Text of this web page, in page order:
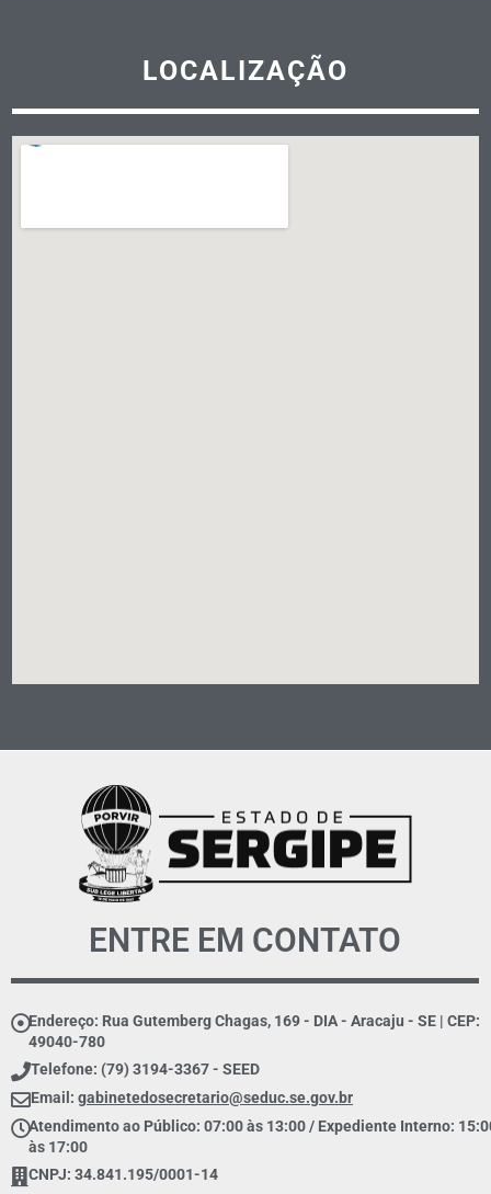
LOCALIZAÇÃO
ENTRE EM CONTATO
Endereço: Rua Gutemberg Chagas, 169 - DIA - Aracaju - SE | CEP:
49040-780
Telefone: (79) 3194-3367 - SEED
Email: gabinetedosecretario@seduc.se.gov.br
Atendimento ao Público: 07:00 às 13:00 / Expediente Interno:
às 17:00
CNPJ: 34.841.195/0001-14